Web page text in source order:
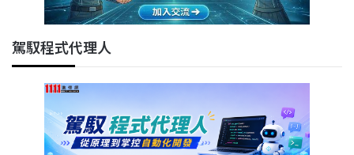
駕馭程式代理人